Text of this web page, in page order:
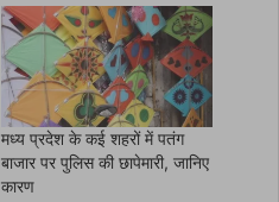
मध्य प्रदेश के कई शहरों में पतंग
बाजार पर पुलिस की छापेमारी, जानिए
कारण